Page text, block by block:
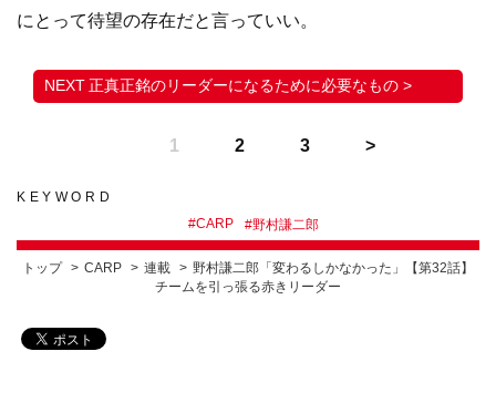
にとって待望の存在だと言っていい。
正真正銘のリーダーになるために必要なもの >
1 2 3
KEYWORD
#CARP #野村謙二郎
トップ CARP 連載
野村謙二郎「変わるしかなかった」【第32話】
チームを引っ張る赤きリーダー